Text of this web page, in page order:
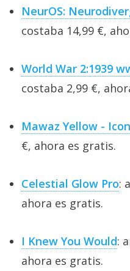
NeurOS:
costaba 14,99 €,
World War 2:1939
costaba 2,99 €,
Mawaz Yellow -
€, ahora es gratis.
Celestial Glow Pro:
ahora es gratis.
I Knew You Would:
ahora es gratis.